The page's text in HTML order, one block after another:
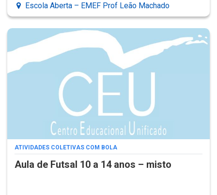
Escola Aberta – EMEF Prof Leão Machado
ATIVIDADES COLETIVAS COM BOLA
Aula de Futsal 10 a 14 anos – misto